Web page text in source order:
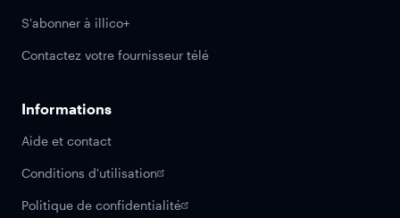
S'abonner à illico+
Contactez votre fournisseur télé
Informations
Aide et contact
Conditions d'utilisation
Politique de confidentialité